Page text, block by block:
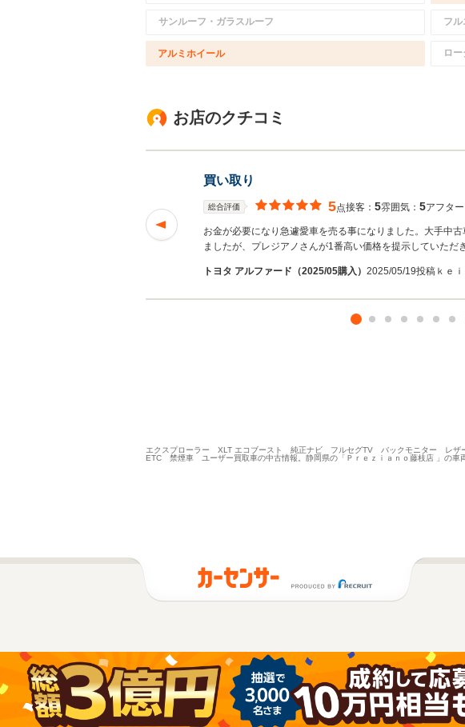
サンルーフ・ガラスルーフ フル
アルミホイール ロ
お店のクチコミ
買い取り
総合評価 5点接客： 5雰囲気： 5アフター
お金が必要になり急遽愛車を売る事になりました。大手中
ましたが、プレジアノさんが1番高い価格を提示していただ
トヨタ アルファード（2025/05購入） 2025/05/19投稿 ｋｅ
エクスプローラー XLT エコブースト 純正ナビ フルセグTV バックモニター レ
ETC 禁煙車 ユーザー買取車の中古情報。静岡県の「Ｐｒｅｚｉａｎｏ藤枝店 」の車